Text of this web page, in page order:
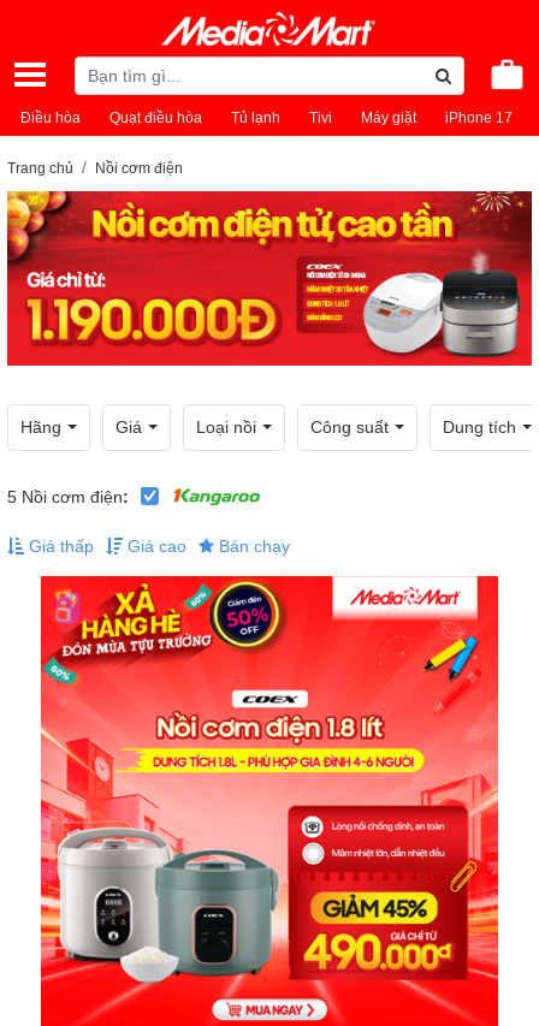
Điều hòa Quạt điều hòa Tủ lạnh Tivi Máy giặt iPhone 17
Trang chủ Nồi cơm điện
Hãng Giá Loại nồi Công suất Dung tích
5 Nồi cơm điện:
Giá thấp Giá cao Bán chạy